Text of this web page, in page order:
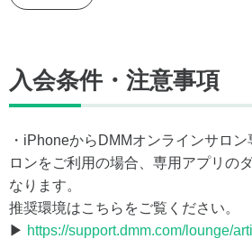
入会条件・注意事項
・iPhoneからDMMオンラインサロ
ロンをご利用の場合、専用アプリの
なります。
推奨環境はこちらをご覧ください。
▶ https://support.dmm.com/lounge/